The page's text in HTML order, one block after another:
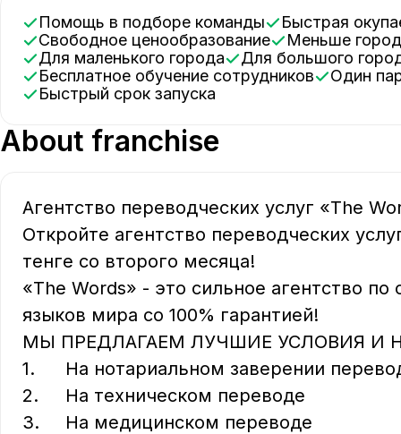
Помощь в подборе команды
Быстрая
Cвободное ценообразование
Меньше
Для маленького города
Для большого
Бесплатное обучение сотрудников
Один
Быстрый срок запуска
About franchise
Агентство переводческих услуг «The
Откройте агентство переводческих
тенге со второго месяца!
«The Words» - это сильное агентство
языков мира со 100% гарантией!
МЫ ПРЕДЛАГАЕМ ЛУЧШИЕ УСЛОВИЯ И
1.	На нотариальном заверении перевода
2.	На техническом переводе
3.	На медицинском переводе